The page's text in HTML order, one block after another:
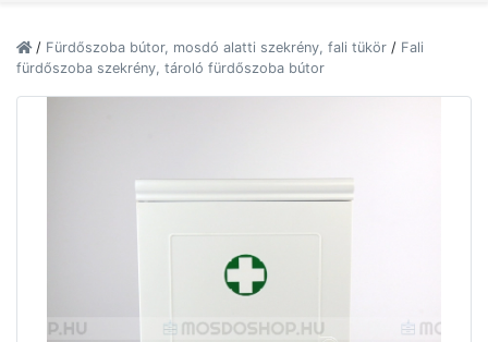
/ Fürdőszoba bútor, mosdó alatti szekrény, fali tükör / Fali
fürdőszoba szekrény, tároló fürdőszoba bútor